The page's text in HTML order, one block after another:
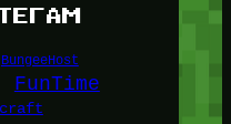
BungeeHost
FunTime